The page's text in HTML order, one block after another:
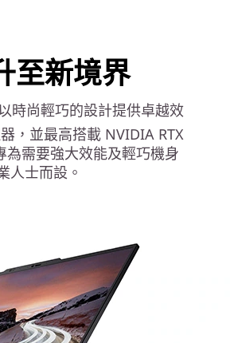
至新境界
時尚輕巧的設計提供卓越效
，並最高搭載 NVIDIA RTX
需要強大效能及輕巧機身
人士而設。